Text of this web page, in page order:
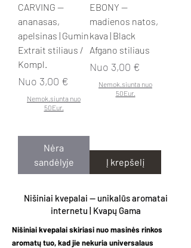
CARVING —
ananasas,
apelsinas | Gumin
Extrait stiliaus /
Kompl.
Nuo 3,00 €
Pardavimo kaina
Nemok.siunta nuo
50Eur.
Nėra
sandėlyje
EBONY —
madienos natos,
kava | Black
Afgano stiliaus
Nuo 3,00 €
Pardavimo kaina
Nemok.siunta nuo
50Eur.
Į krepšelį
Nišiniai kvepalai — unikalūs aromatai
internetu | Kvapų Gama
Nišiniai kvepalaiskiriasi nuo masinės rinkos
aromatų tuo, kad jie nekuria universalaus